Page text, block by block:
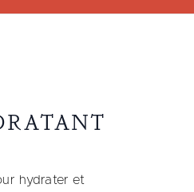
hydrater et